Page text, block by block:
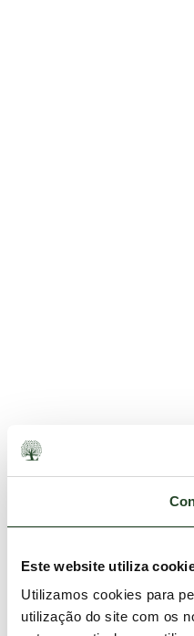
Este website utiliza
Utilizamos cookies para
utilização do site com os